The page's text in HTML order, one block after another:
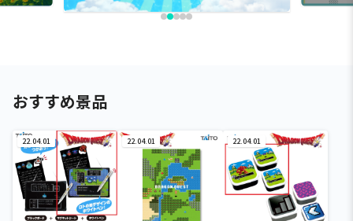
おすすめ景品
22.04.01 22.04.01 22.04.01